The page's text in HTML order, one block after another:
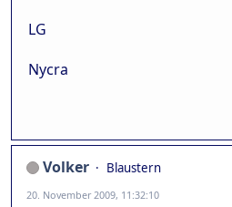
LG
Nycra
Volker
Blaustern
20. November 2009, 11:32:10